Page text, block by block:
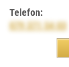
Telefon:
079 371 54 03